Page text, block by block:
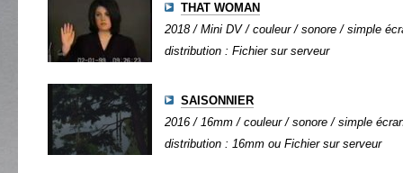
THAT WOMAN
2018 / Mini DV / couleur / sonore / simple
distribution : Fichier sur serveur
SAISONNIER
2016 / 16mm / couleur / sonore / simple
distribution : 16mm ou Fichier sur serveur